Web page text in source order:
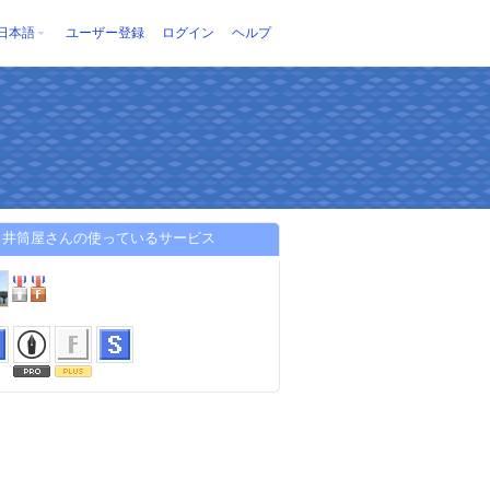
本語 ユーザー登録 ログイン ヘルプ
筒屋さんの使っているサービス